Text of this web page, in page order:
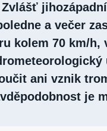
Zvlášť
a večer
kolem 70 km/h,
ani vznik
je